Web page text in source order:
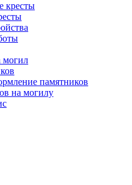
кресты
могил
памятников
на могилу